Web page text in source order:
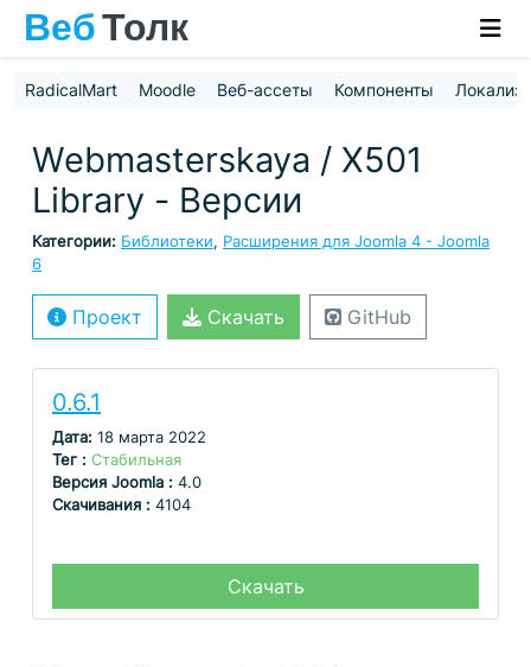
RadicalMart Moodle Веб-ассеты Компоненты
Webmasterskaya / X501
Library - Версии
Категории: Библиотеки, Расширения для Joomla 4 - Joomla
6
Проект Скачать GitHub
0.6.1
Дата: 18 марта 2022
Тег : Стабильная
Версия Joomla : 4.0
Скачивания : 4104
Скачать